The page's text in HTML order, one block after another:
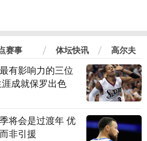
赛事 体坛快讯 高尔夫
有影响力的三位
成就保罗出色
将会是过渡年 优
非引援